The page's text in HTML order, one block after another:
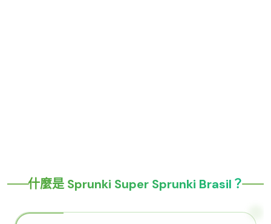
什麼是 Sprunki Super Sprunki Brasil？